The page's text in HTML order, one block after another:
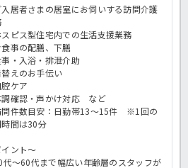
居者さまの居室にお伺いする訪問介護
ピス型住宅内での生活支援業務
事の配膳、下膳
・入浴・排泄介助
えのお手伝い
ケア
確認・声かけ対応 など
件数目安：日勤帯13～15件 ※1回の
間は30分
ント～
～60代まで幅広い年齢層のスタッフが